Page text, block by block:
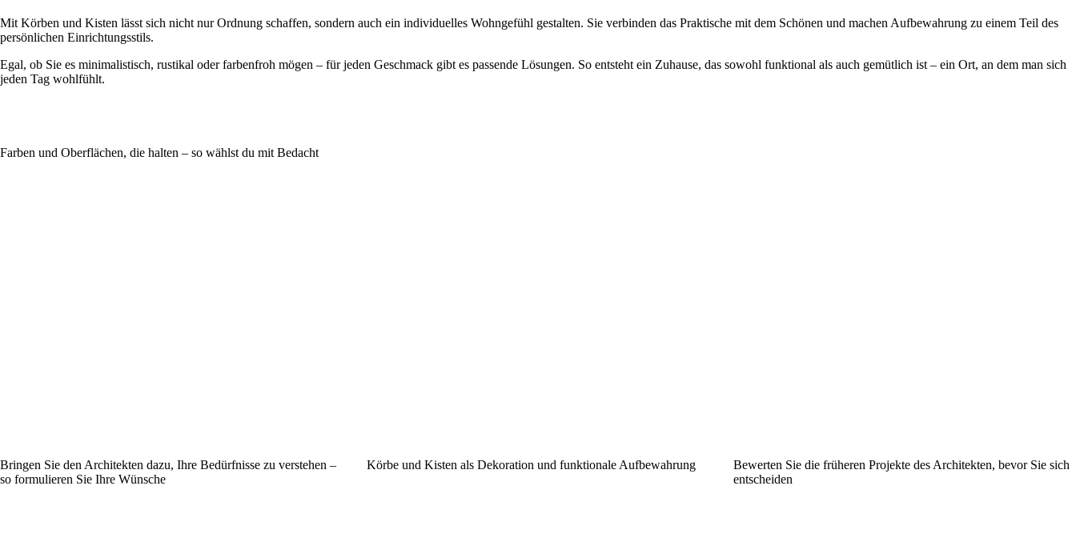
Mit Körben und Kisten lässt sich nicht nur Ordnung schaffen, sondern auch ein individuelles Wohngefühl gestalten. Sie verbinden das Praktische mit dem Schönen und machen Aufbewahrung zu einem Teil des
persönlichen Einrichtungsstils.
Egal, ob Sie es minimalistisch, rustikal oder farbenfroh mögen – für jeden Geschmack gibt es passende Lösungen. So entsteht ein Zuhause, das sowohl funktional als auch gemütlich ist – ein Ort, an dem man sich
jeden Tag wohlfühlt.
Farben und Oberflächen, die halten – so wählst du mit Bedacht
Bringen Sie den Architekten dazu, Ihre Bedürfnisse zu verstehen –
so formulieren Sie Ihre Wünsche
Körbe und Kisten als Dekoration und funktionale Aufbewahrung
Bewerten Sie die früheren Projekte des Architekten, bevor Sie sich
entscheiden